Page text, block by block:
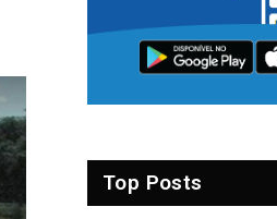
Top Posts